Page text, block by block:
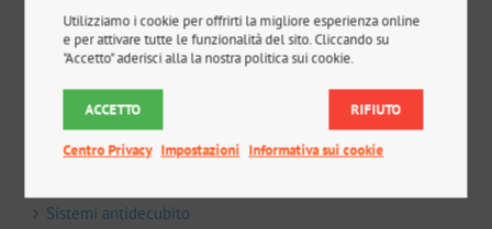
Deambulatori e sistemi postura
Calzature
Sistemi antidecubito
Utilizziamo i cookie per offrirti la migliore esperienza online
e per attivare tutte le funzionalità del sito. Cliccando su
"Accetto" aderisci alla la nostra politica sui cookie.
ACCETTO RIFIUTO
Centro Privacy Impostazioni Informativa sui cookie